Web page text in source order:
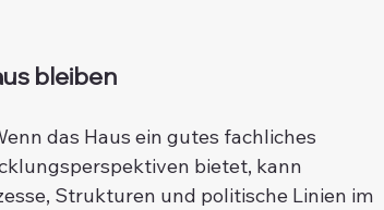
bleiben
das Haus ein gutes fachliches
bietet, kann
Strukturen und politische Linien im